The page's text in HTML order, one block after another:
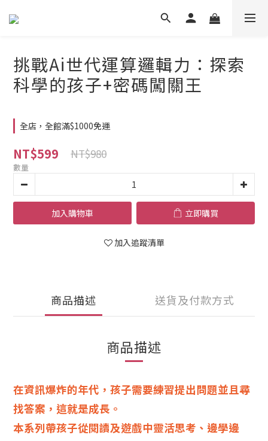
挑戰Ai世代運算邏輯力：探索
科學的孩子+密碼闖關王
全店，全館滿$1000免運
NT$599 NT$980
數量
加入購物車 立即購買
加入追蹤清單
商品描述 送貨及付款方式
商品描述
在資訊爆炸的年代，孩子需要練習提出問題並且尋
找答案，這就是成長。
本系列帶孩子從閱讀及遊戲中靈活思考、邊學邊